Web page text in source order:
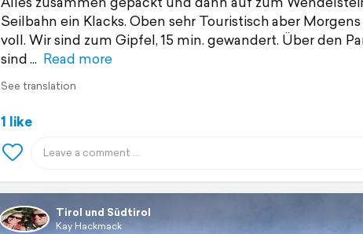
Seilbahn ein Klacks. Oben sehr Touristisch aber
voll. Wir sind zum Gipfel, 15 min. gewandert. Über den
sind
Read more
See translation
1 like
Tirol und Südtirol
Kay Hackmack